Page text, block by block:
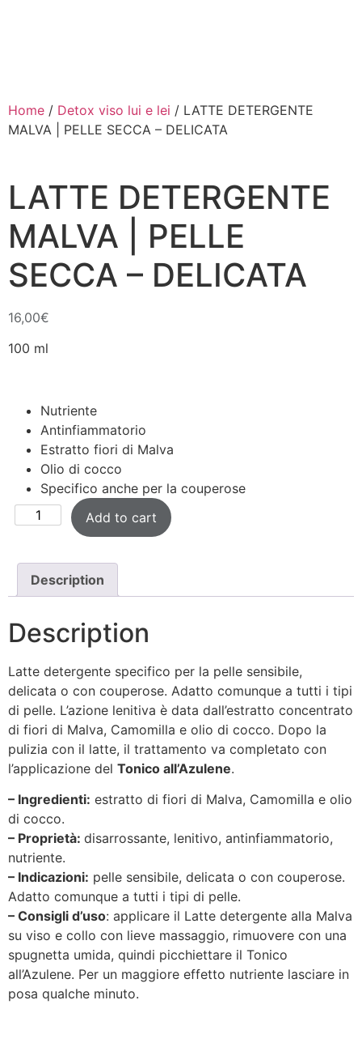
Home / Detox viso lui e lei / LATTE DETERGENTE
MALVA | PELLE SECCA – DELICATA
LATTE DETERGENTE
MALVA | PELLE
SECCA – DELICATA
16,00€
100 ml
Nutriente
Antinfiammatorio
Estratto fiori di Malva
Olio di cocco
Specifico anche per la couperose
Add to cart
Description
Description
Latte detergente specifico per la pelle sensibile,
delicata o con couperose. Adatto comunque a tutti i tipi
di pelle. L’azione lenitiva è data dall’estratto concentrato
di fiori di Malva, Camomilla e olio di cocco. Dopo la
pulizia con il latte, il trattamento va completato con
l’applicazione del Tonico all’Azulene.
– Ingredienti: estratto di fiori di Malva, Camomilla e olio
di cocco.
– Proprietà: disarrossante, lenitivo, antinfiammatorio,
nutriente.
– Indicazioni: pelle sensibile, delicata o con couperose.
Adatto comunque a tutti i tipi di pelle.
– Consigli d’uso: applicare il Latte detergente alla Malva
su viso e collo con lieve massaggio, rimuovere con una
spugnetta umida, quindi picchiettare il Tonico
all’Azulene. Per un maggiore effetto nutriente lasciare in
posa qualche minuto.